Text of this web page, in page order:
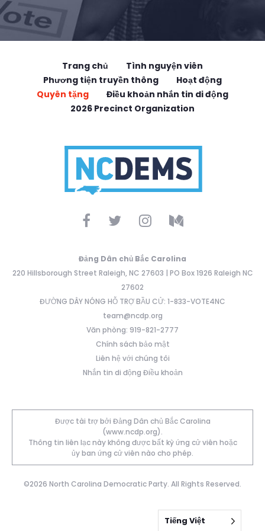
Trang chủ
Tình nguyện viên
Phương tiện truyền thông
Hoạt động
Quyên tặng
Điều khoản nhắn tin di động
2026 Precinct Organization
Đảng Dân chủ Bắc Carolina
220 Hillsborough Street Raleigh, NC 27603 | PO Box 1926 Raleigh NC
27602
ĐƯỜNG DÂY NÓNG HỖ TRỢ BẦU CỬ: 1-833-VOTE4NC
team@ncdp.org
Văn phòng: 919-821-2777
Chính sách bảo mật
Liên hệ với chúng tôi
Nhắn tin di động Điều khoản
Được tài trợ bởi Đảng Dân chủ Bắc Carolina
(www.ncdp.org).
Thông tin liên lạc này không được bất kỳ ứng cử viên hoặc
ủy ban ứng cử viên nào cho phép.
©2026 North Carolina Democratic Party. All Rights Reserved.
Tiếng Việt